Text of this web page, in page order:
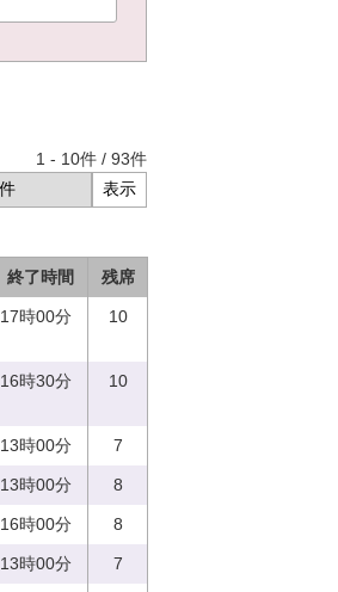
1 - 10件 / 93件
終了時間 残席
17時00分 10
16時30分 10
13時00分 7
13時00分 8
16時00分 8
13時00分 7